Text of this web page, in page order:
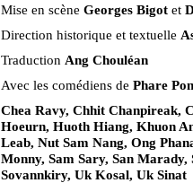
Mise en scène Georges Bigotet
Direction historique et textuelle
Traduction Ang Chouléan
Avec les comédiens de Phare
Chea Ravy, Chhit Chanpireak,
Hoeurn, Huoth Hiang, Khuon
Leab, Nut Sam Nang, Ong
Monny, Sam Sary, San
Sovannkiry, Uk Kosal, Uk Sinat